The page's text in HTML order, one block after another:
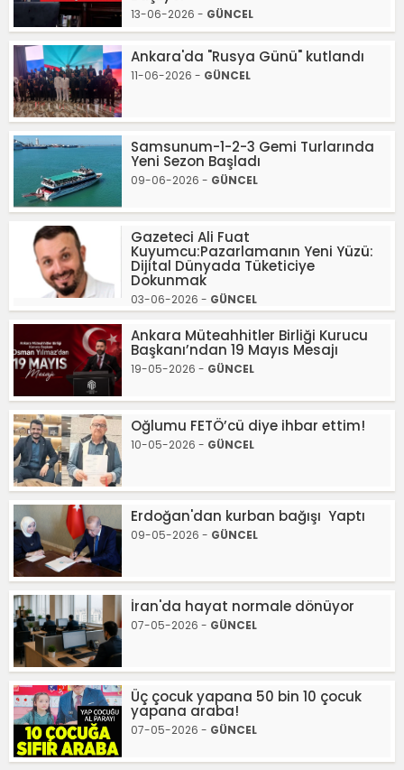
13-06-2026 - GÜNCEL
Ankara'da "Rusya Günü" kutlandı
11-06-2026 - GÜNCEL
Samsunum-1-2-3 Gemi Turlarında
Yeni Sezon Başladı
09-06-2026 - GÜNCEL
Gazeteci Ali Fuat
Kuyumcu:Pazarlamanın Yeni Yüzü:
Dijital Dünyada Tüketiciye
Dokunmak
03-06-2026 - GÜNCEL
Ankara Müteahhitler Birliği Kurucu
Başkanı’ndan 19 Mayıs Mesajı
19-05-2026 - GÜNCEL
Oğlumu FETÖ’cü diye ihbar ettim!
10-05-2026 - GÜNCEL
Erdoğan'dan kurban bağışı Yaptı
09-05-2026 - GÜNCEL
İran'da hayat normale dönüyor
07-05-2026 - GÜNCEL
Üç çocuk yapana 50 bin 10 çocuk
yapana araba!
07-05-2026 - GÜNCEL